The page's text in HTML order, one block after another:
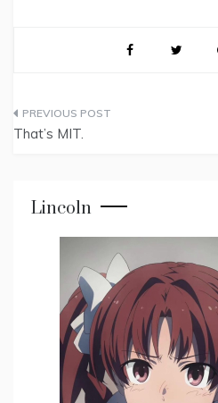
Post
That’s MIT.
Lincoln